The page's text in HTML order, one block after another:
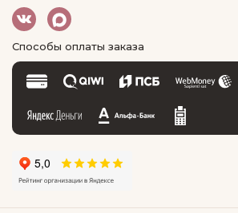
Способы оплаты заказа